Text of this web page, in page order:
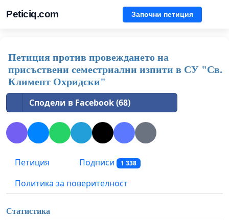
Peticiq.com Започни петиция
Петиция против провеждането на
присъствени семестриални изпити в СУ "Св.
Климент Охридски"
Сподели в Facebook (68)
Петиция Подписи 1 338
Политика за поверителност
Статистика